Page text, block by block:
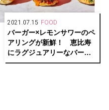
2021.07.15 FOOD
バーガー×レモンサワーのペ
アリングが新鮮！ 恵比寿
にラグジュアリーなバーガ
ーショップ「MERCER